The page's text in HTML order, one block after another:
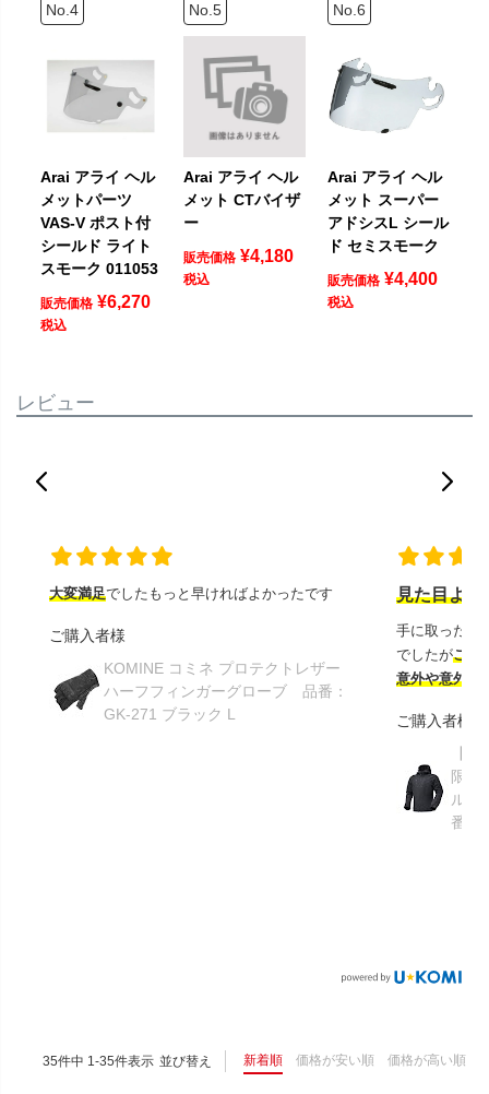
Arai アライ ヘル
メットパーツ
VAS-V ポスト付
シールド ライト
スモーク 011053
販売価格 ¥6,270
税込
Arai アライ ヘル
メット CTバイザ
ー
販売価格 ¥4,180
税込
Arai アライ ヘル
メット スーパー
アドシスL シール
ド セミスモーク
販売価格 ¥4,400
税込
レビュー
大変満足でしたもっと早ければよかったです
ご購入者様
KOMINE コミネ プロテクトレザー
ハーフフィンガーグローブ 品番：
GK-271 ブラック L
見た目より
手に取ったと
でしたがこの
意外や意外ス
ご購入者様
限り
ルメ
番：
並び替え 新着順 価格が安い順 価格が高い順
35件中 1-35件表示